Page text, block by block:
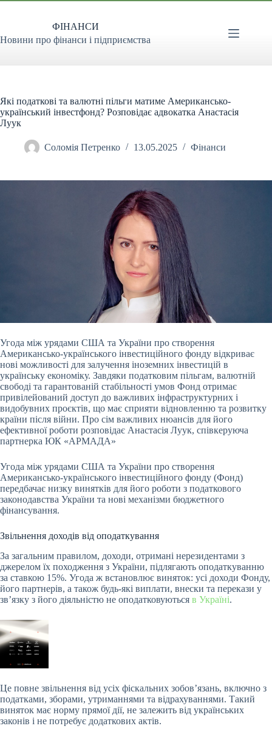
Перейти
ФІНАНСИ
Новини про фінанси і підприємства
Які податкові та валютні пільги матиме Американсько-
український інвестфонд? Розповідає адвокатка Анастасія
Луук
Соломія Петренко 13.05.2025 Фінанси
Угода між урядами США та України про створення
Американсько-українського інвестиційного фонду відкриває
нові можливості для залучення іноземних інвестицій в
українську економіку. Завдяки податковим пільгам, валютній
свободі та гарантованій стабільності умов Фонд отримає
привілейований доступ до важливих інфраструктурних і
видобувних проєктів, що має сприяти відновленню та розвитку
країни після війни. Про сім важливих нюансів для його
ефективної роботи розповідає Анастасія Луук, співкеруюча
партнерка ЮК «АРМАДА»
Угода між урядами США та України про створення
Американсько-українського інвестиційного фонду (Фонд)
передбачає низку винятків для його роботи з податкового
законодавства України та нові механізми бюджетного
фінансування.
Звільнення доходів від оподаткування
За загальним правилом, доходи, отримані нерезидентами з
джерелом їх походження з України, підлягають оподаткуванню
за ставкою 15%. Угода ж встановлює виняток: усі доходи Фонду,
його партнерів, а також будь-які виплати, внески та перекази у
звʼязку з його діяльністю не оподатковуються в Україні.
Це повне звільнення від усіх фіскальних зобов’язань, включно з
податками, зборами, утриманнями та відрахуваннями. Такий
виняток має норму прямої дії, не залежить від українських
законів і не потребує додаткових актів.